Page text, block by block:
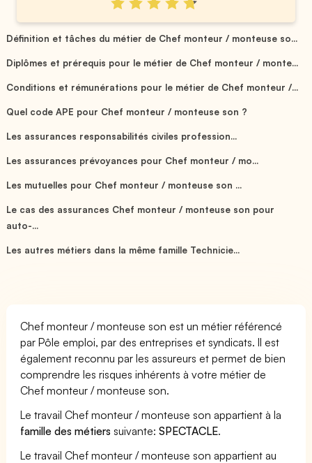
Définition et tâches du métier de Chef monteur / monteuse so...
Diplômes et prérequis pour le métier de Chef monteur / monte...
Conditions et rémunérations pour le métier de Chef monteur /...
Quel code APE pour Chef monteur / monteuse son ?
Les assurances responsabilités civiles profession...
Les assurances prévoyances pour Chef monteur / mo...
Les mutuelles pour Chef monteur / monteuse son ...
Le cas des assurances Chef monteur / monteuse son pour
auto-...
Les autres métiers dans la même famille Technicie...
Chef monteur / monteuse son est un métier référencé
par Pôle emploi, par des entreprises et syndicats. Il est
également reconnu par les assureurs et permet de bien
comprendre les risques inhérents à votre métier de
Chef monteur / monteuse son.
Le travail Chef monteur / monteuse son appartient à la
famille des métiers suivante:SPECTACLE.
Le travail Chef monteur / monteuse son appartient au